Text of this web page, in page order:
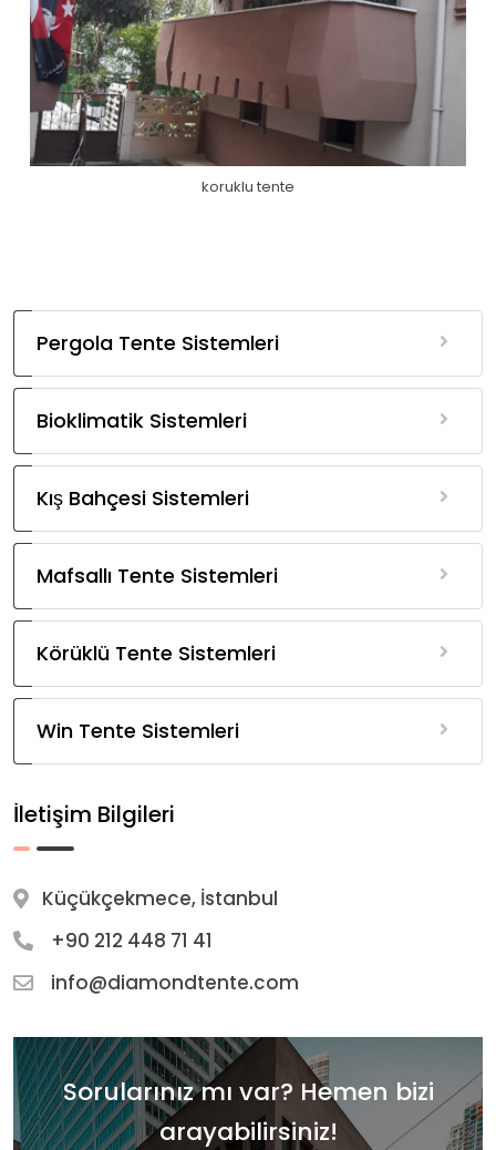
koruklu tente
Pergola Tente Sistemleri
Bioklimatik Sistemleri
Kış Bahçesi Sistemleri
Mafsallı Tente Sistemleri
Körüklü Tente Sistemleri
Win Tente Sistemleri
İletişim Bilgileri
Küçükçekmece, İstanbul
+90 212 448 71 41
info@diamondtente.com
Sorularınız mı var? Hemen bizi
arayabilirsiniz!